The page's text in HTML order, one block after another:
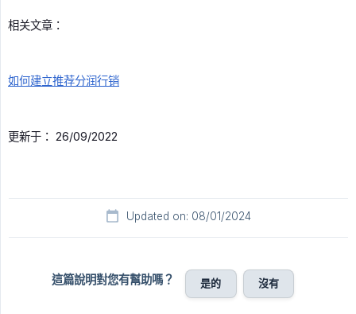
相关文章：
如何建立推荐分润行销
更新于： 26/09/2022
Updated on: 08/01/2024
這篇說明對您有幫助嗎？ 是的 沒有